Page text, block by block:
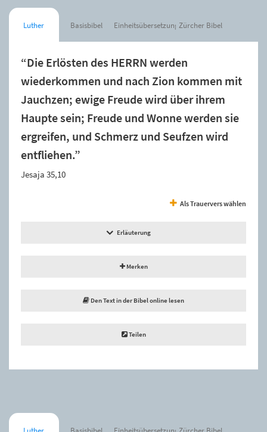
Luther Basisbibel Einheitsübersetzung Zürcher Bibel
“Die Erlösten des HERRN werden
wiederkommen und nach Zion kommen mit
Jauchzen; ewige Freude wird über ihrem
Haupte sein; Freude und Wonne werden sie
ergreifen, und Schmerz und Seufzen wird
entfliehen.”
Jesaja 35,10
Als Trauervers wählen
Erläuterung
Merken
Den Text in der Bibel online lesen
Teilen